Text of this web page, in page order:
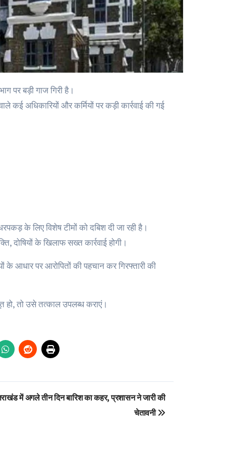
पर बड़ी गाज गिरी है।
कई अधिकारियों और कर्मियों पर कड़ी कार्रवाई की गई
के लिए विशेष टीमों को दबिश दी जा रही है।
दोषियों के खिलाफ सख्त कार्रवाई होगी।
आधार पर आरोपितों की पहचान कर गिरफ्तारी की
हो, तो उसे तत्काल उपलब्ध कराएं।
में अगले तीन दिन बारिश का कहर, प्रशासन ने जारी की
चेतावनी